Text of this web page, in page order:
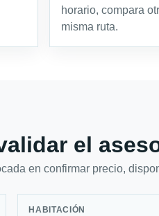
horario, compara
misma ruta.
el
en confirmar precio,
HABITACIÓN